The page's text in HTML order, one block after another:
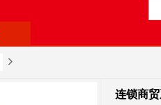
连锁商